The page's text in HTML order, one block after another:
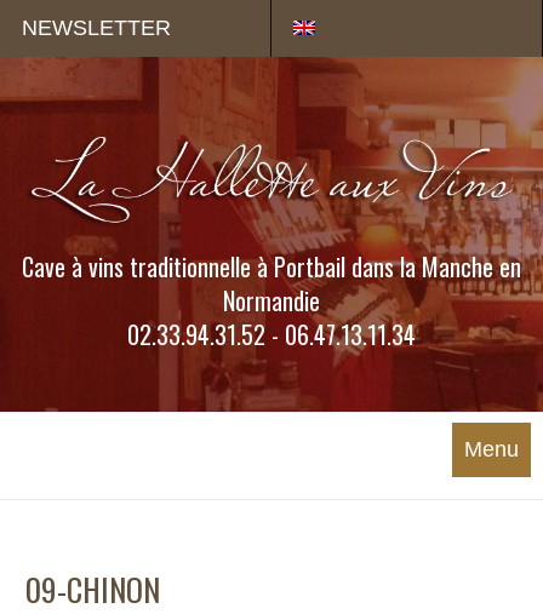
NEWSLETTER
Cave à vins traditionnelle à Portbail dans la Manche en
Normandie
02.33.94.31.52 - 06.47.13.11.34
Menu
09-CHINON
Panneau de gestion des cookies